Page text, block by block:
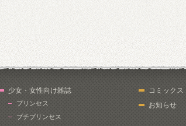
少女・女性向け雑誌
プリンセス
プチプリンセス
コミックス
お知らせ